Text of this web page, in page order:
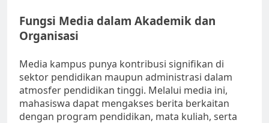
Fungsi Media dalam Akademik dan
Organisasi
Media kampus punya kontribusi signifikan di
sektor pendidikan maupun administrasi dalam
atmosfer pendidikan tinggi. Melalui media ini,
mahasiswa dapat mengakses berita berkaitan
dengan program pendidikan, mata kuliah, serta